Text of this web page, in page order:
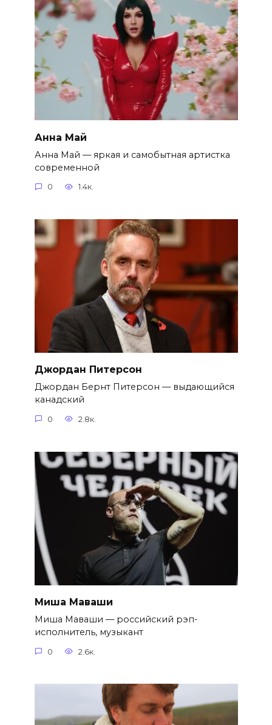
Анна Май
Анна Май — яркая и самобытная артистка
современной
0 1.4к.
Джордан Питерсон
Джордан Бернт Питерсон — выдающийся
канадский
0 2.8к.
Миша Маваши
Миша Маваши — российский рэп-
исполнитель, музыкант
0 2.6к.